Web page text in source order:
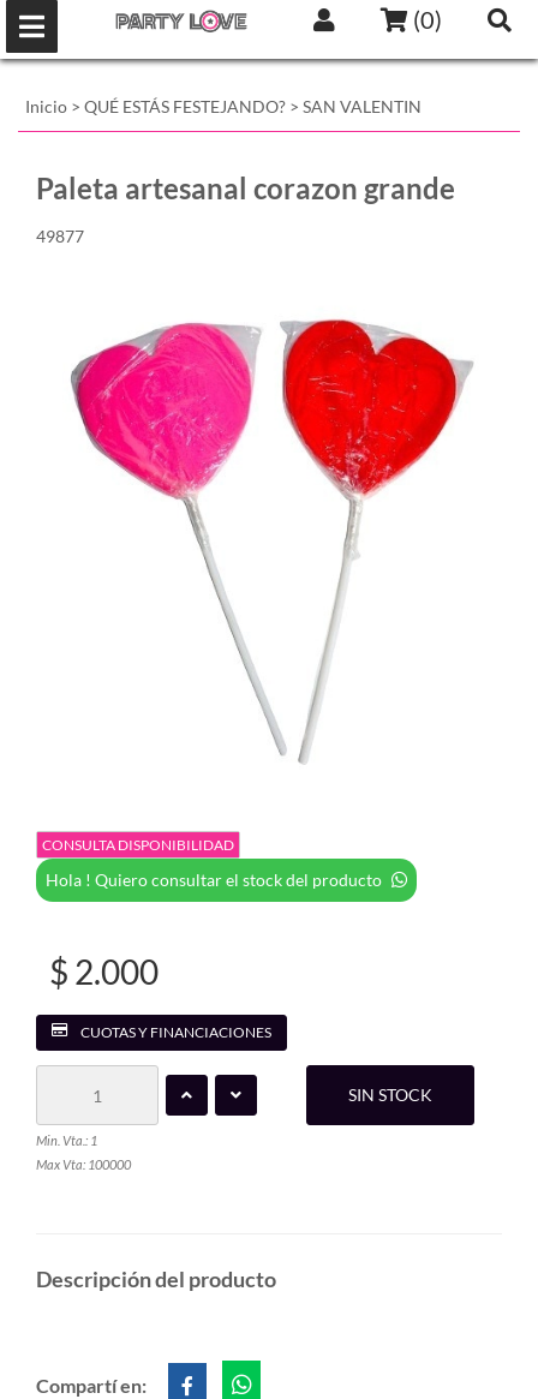
(0)
Inicio > QUÉ ESTÁS FESTEJANDO? > SAN VALENTIN
Paleta artesanal corazon grande
49877
CONSULTA DISPONIBILIDAD
Hola ! Quiero consultar el stock del producto
$ 2.000
CUOTAS Y FINANCIACIONES
Min. Vta.: 1
Max Vta: 100000
SIN STOCK
Descripción del producto
Compartí en: